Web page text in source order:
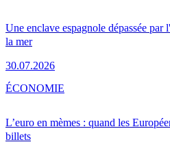
Une enclave espagnole dépassée
la mer
30.07.2026
L’euro en mèmes : quand les
billets
ÉCONOMIE